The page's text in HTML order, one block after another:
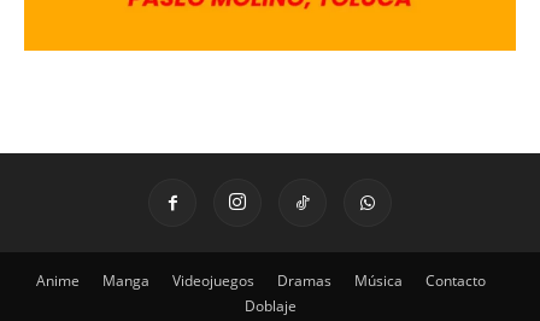
Anime Manga Videojuegos Dramas Música
Contacto
Doblaje